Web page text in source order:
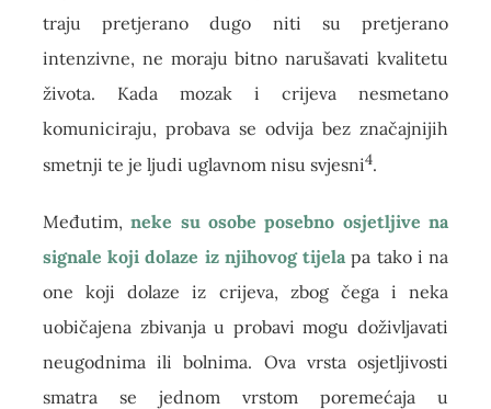
traju pretjerano dugo niti su pretjerano
intenzivne, ne moraju bitno narušavati kvalitetu
života. Kada mozak i crijeva nesmetano
komuniciraju, probava se odvija bez značajnijih
smetnji te je ljudi uglavnom nisu svjesni4.
Međutim,neke su osobe posebno osjetljive na
signale koji dolaze iz njihovog tijela pa tako i na
one koji dolaze iz crijeva, zbog čega i neka
uobičajena zbivanja u probavi mogu doživljavati
neugodnima ili bolnima. Ova vrsta osjetljivosti
smatra se jednom vrstom poremećaja u